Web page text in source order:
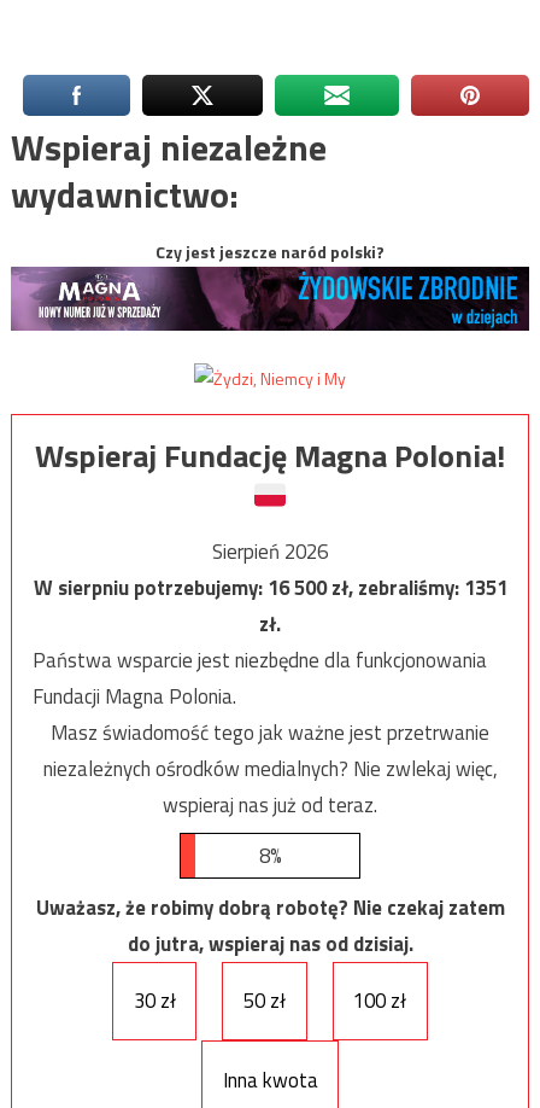
Wspieraj niezależne
wydawnictwo:
Czy jest jeszcze naród polski?
Wspieraj Fundację Magna Polonia!
Sierpień 2026
W sierpniu potrzebujemy:16 500zł, zebraliśmy:1351
zł.
Państwa wsparcie jest niezbędne dla funkcjonowania
Fundacji Magna Polonia.
Masz świadomość tego jak ważne jest przetrwanie
niezależnych ośrodków medialnych? Nie zwlekaj więc,
wspieraj nas już od teraz.
8%
Uważasz, że robimy dobrą robotę? Nie czekaj zatem
do jutra, wspieraj nas od dzisiaj.
30 zł
50 zł 100 zł
Inna kwota